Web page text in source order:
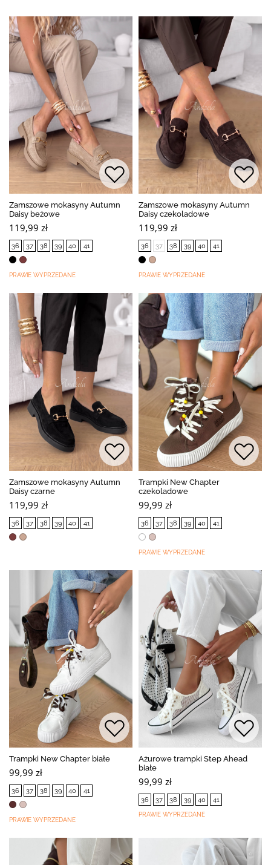
Zamszowe mokasyny Autumn
Daisy beżowe
119,99 zł
36 37 38 39 40 41
PRAWIE WYPRZEDANE
Zamszowe mokasyny Autumn
Daisy czekoladowe
119,99 zł
36 37 38 39 40 41
PRAWIE WYPRZEDANE
Zamszowe mokasyny Autumn
Daisy czarne
119,99 zł
36 37 38 39 40 41
Trampki New Chapter
czekoladowe
99,99 zł
36 37 38 39 40 41
PRAWIE WYPRZEDANE
Trampki New Chapter białe
99,99 zł
36 37 38 39 40 41
PRAWIE WYPRZEDANE
Ażurowe trampki Step Ahead
białe
99,99 zł
36 37 38 39 40 41
PRAWIE WYPRZEDANE